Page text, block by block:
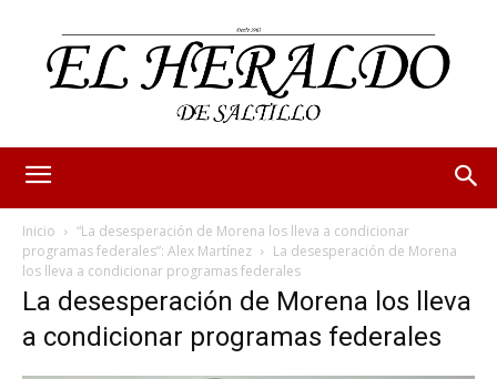
Inicio
“La desesperación de Morena los lleva a condicionar
programas federales”: Alex Martínez
La desesperación de Morena
los lleva a condicionar programas federales
La desesperación de Morena los lleva
a condicionar programas federales